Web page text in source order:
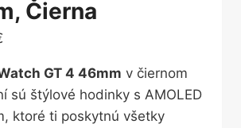
Čierna
GT 4 46mm v čiernom
sú štýlové hodinky s AMOLED
ktoré ti poskytnú všetky